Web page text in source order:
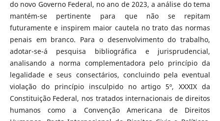
do novo Governo Federal, no ano de 2023, a análise do tema
mantém-se pertinente para que não se repitam
futuramente e inspirem maior cautela no trato das normas
penais em branco. Para o desenvolvimento do trabalho,
adotar-se-á pesquisa bibliográfica e jurisprudencial,
analisando a norma complementadora pelo princípio da
legalidade e seus consectários, concluindo pela eventual
violação do princípio insculpido no artigo 5º, XXXIX da
Constituição Federal, nos tratados internacionais de direitos
humanos como a Convenção Americana de Direitos